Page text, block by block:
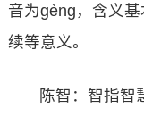
音为gèng，含义
续等意义。
陈智：智指智